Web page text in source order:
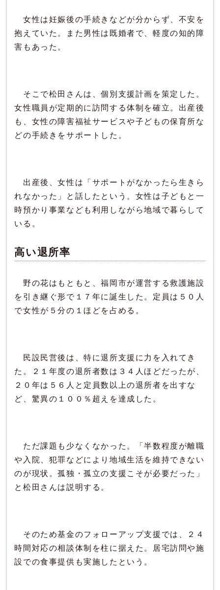
女性は妊娠後の手続きなどが分からず、不安を
抱えていた。また男性は既婚者で、軽度の知的障
害もあった。
そこで松田さんは、個別支援計画を策定した。
女性職員が定期的に訪問する体制を確立。出産後
も、女性の障害福祉サービスや子どもの保育所な
どの手続きをサポートした。
出産後、女性は「サポートがなかったら生きら
れなかった」と話したという。女性は子どもと一
時預かり事業なども利用しながら地域で暮らして
いる。
高い退所率
野の花はもともと、福岡市が運営する救護施設
を引き継ぐ形で１７年に誕生した。定員は５０人
で女性が５分の１ほどを占める。
民設民営後は、特に退所支援に力を入れてき
た。２１年度の退所者数は３４人ほどだったが、
２０年は５６人と定員数以上の退所者を出すな
ど、驚異の１００％超えを達成した。
ただ課題も少なくなかった。「半数程度が離職
や入院、犯罪などにより地域生活を維持できない
のが現状。孤独・孤立の支援こそが必要だった」
と松田さんは説明する。
そのため基金のフォローアップ支援では、２４
時間対応の相談体制を柱に据えた。居宅訪問や施
設での食事提供も実施したという。